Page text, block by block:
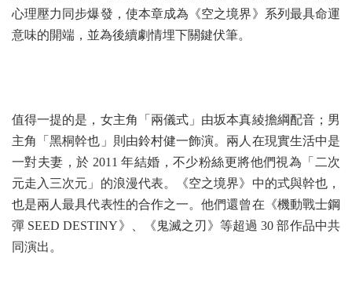
心理壓力同步爆發，使本章成為《空之境界》系列最具命運
意味的開端，並為後續劇情埋下關鍵伏筆。
值得一提的是，女主角「兩儀式」由坂本真綾擔綱配音；男
主角「黑桐幹也」則由鈴村健一飾演。兩人在現實生活中是
一對夫妻，於 2011 年結婚，不少粉絲更將他們視為「二次
元走入三次元」的浪漫代表。《空之境界》中的式與幹也，
也是兩人最具代表性的合作之一。他們還曾在《機動戰士鋼
彈 SEED DESTINY》、《鬼滅之刃》等超過 30 部作品中共
同演出。